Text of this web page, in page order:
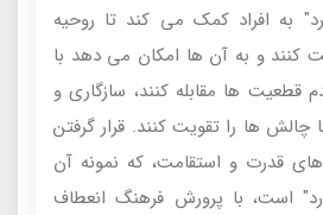
به افراد کمک می کند تا روحیه
کنند و به آن ها امکان می دهد با
قطعیت ها مقابله کنند، سازگاری و
چالش ها را تقویت کنند. قرار گرفتن
قدرت و استقامت، که نمونه آن
است، با پرورش فرهنگ انعطاف